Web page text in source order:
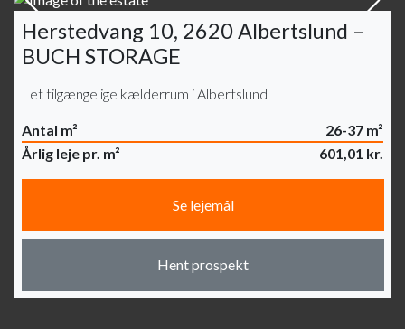
Herstedvang 10, 2620 Albertslund –
BUCH STORAGE
Let tilgængelige kælderrum i Albertslund
Antal m²
26-37 m²
Årlig leje pr. m²
601,01 kr.
Se lejemål
Hent prospekt